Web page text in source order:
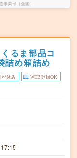
業部（全国）
るま部品コ
詰め箱詰め
が休み WEB登録OK